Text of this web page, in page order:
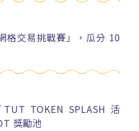
格交易挑戰賽」，瓜分 10
TOKEN SPLASH 活
獎勵池